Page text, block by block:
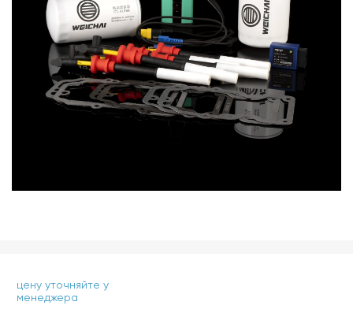
цену уточняйте у
менеджера